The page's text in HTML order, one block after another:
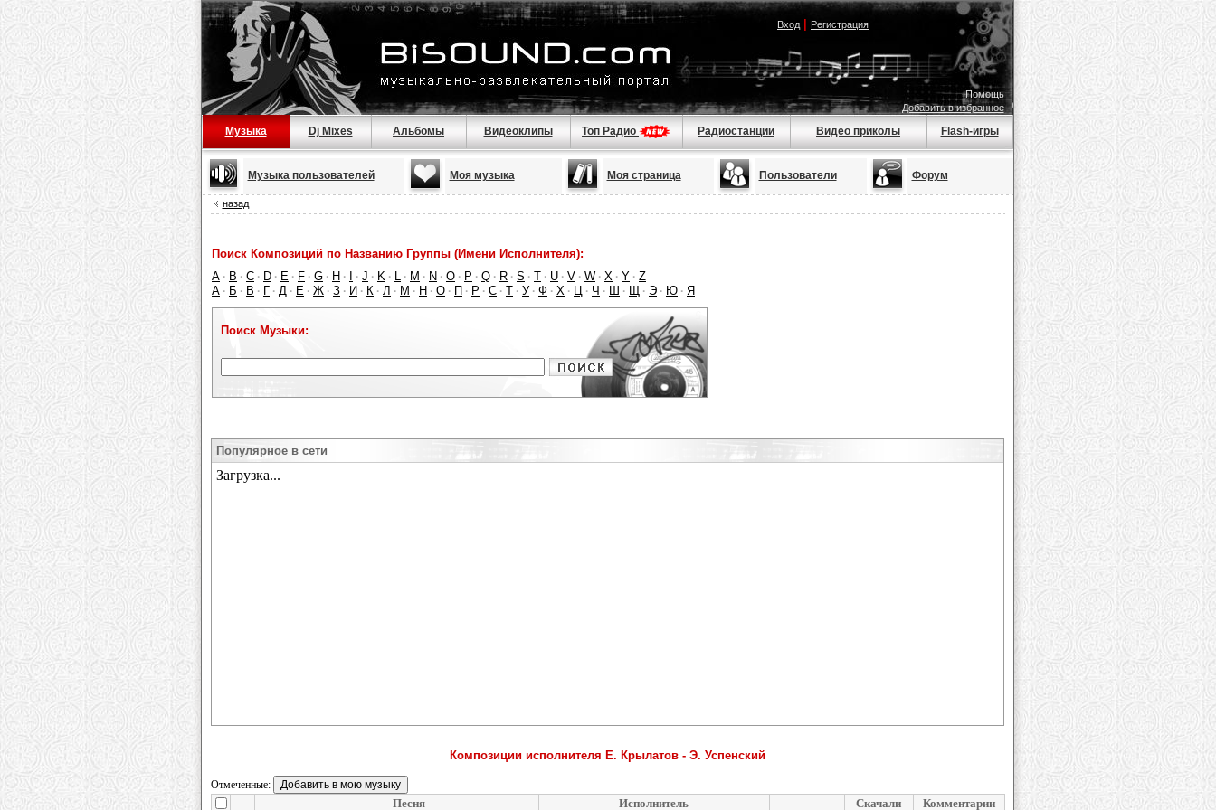
Вход| Регистрация
Помощь
Добавить в избранное
Музыка Dj Mixes Альбомы Видеоклипы Топ Радио Радиостанции Видео приколы Flash-игры
Музыка пользователей Моя музыка Моя страница Пользователи Форум
назад
Поиск Композиций по Названию Группы (Имени Исполнителя):
A · B · C · D · E · F · G · H · · J · K · L · M · N · O · P · Q · R · S · T · U · V · W · X · Y · Z
А · Б · В · Г · Д · Е · Ж · З · И · К · Л · М · Н · О · П · Р · С · Т · У · Ф · Х · Ц · Ч · Ш · Щ · Э · Ю · Я
Поиск Музыки:
Популярное в сети
Композиции исполнителя Е. Крылатов - Э. Успенский
Отмеченные:
Песня Исполнитель Скачали Комментарии